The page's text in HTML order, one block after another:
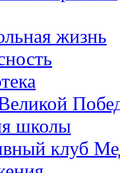
жизнь
школы
клуб